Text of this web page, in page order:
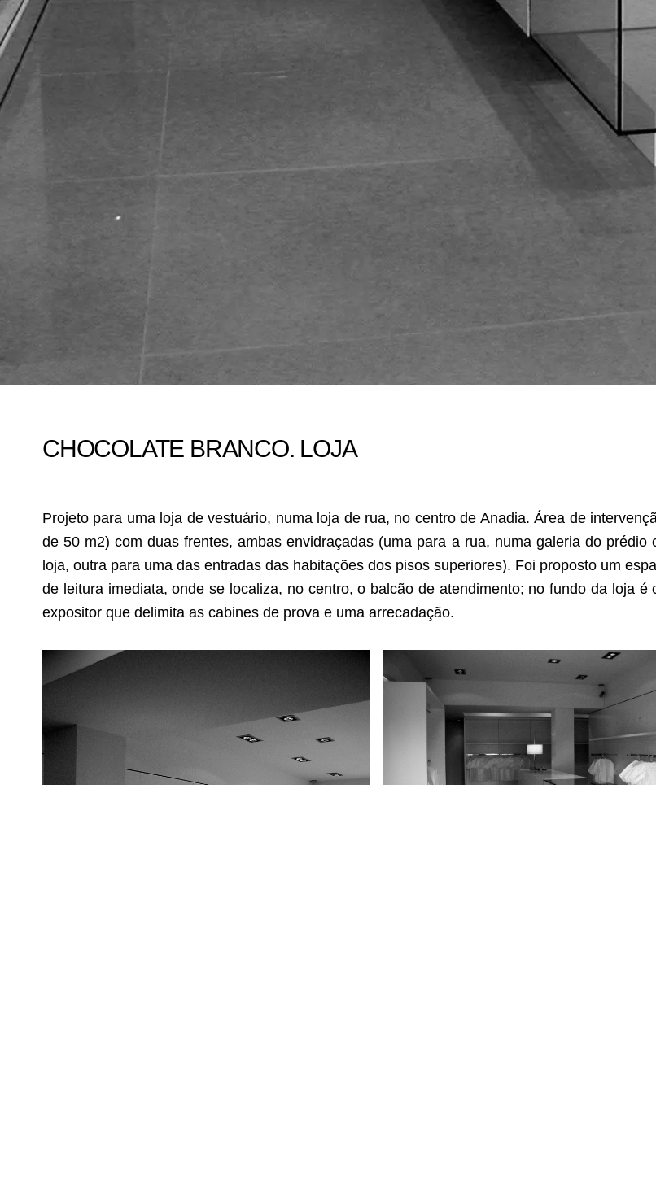
CHOCOLATE BRANCO. LOJA
Projeto para uma loja de vestuário, numa loja de rua, no centro de Anadia. Área de
de 50 m2) com duas frentes, ambas envidraçadas (uma para a rua, numa galeria do prédio
loja, outra para uma das entradas das habitações dos pisos superiores). Foi proposto um
de leitura imediata, onde se localiza, no centro, o balcão de atendimento; no fundo da loja é
expositor que delimita as cabines de prova e uma arrecadação.